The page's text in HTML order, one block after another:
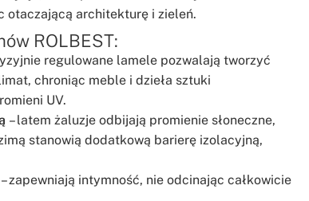
otaczającą architekturę i zieleń.
ROLBEST:
regulowane lamele pozwalają tworzyć
chroniąc meble i dzieła sztuki
UV.
– latem żaluzje odbijają promienie słoneczne,
stanowią dodatkową barierę izolacyjną,
– zapewniają intymność, nie odcinając całkowicie